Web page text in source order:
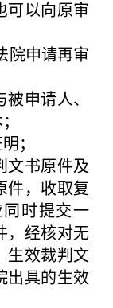
可以向原审
院申请再审
申请人、
；
书原件及
件，收取复
时提交一
，经核对无
生效裁判文
出具的生效